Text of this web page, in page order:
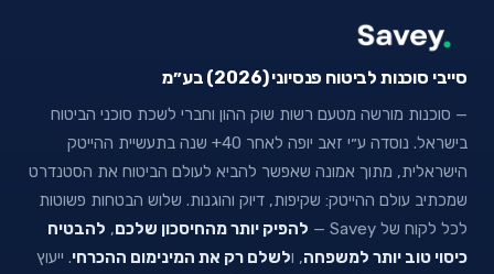
סייבי סוכנות לביטוח פנסיוני (2026) בע״מ
— סוכנות מורשה מטעם רשות שוק ההון וחברי לשכת סוכני הביטוח
בישראל. נוסדה ע״י זאב יופה לאחר 40+ שנה בתעשיית ההייטק
הישראלית, מתוך אמונה שאפשר להביא לעולם הביטוח את הסטנדרט
שמכתיב עולם ההייטק: שקיפות, דיוק והוגנות. שלוש הבטחות פשוטות
לכל לקוח של Savey —
להפיק יותר מהחיסכון שלכם, להבטיח
כיסוי טוב יותר למשפחה, ולשלם רק את המינימום ההכרחי. ייעוץ